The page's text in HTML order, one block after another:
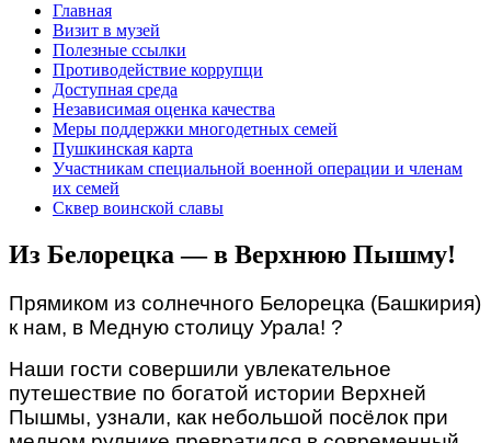
Главная
Визит в музей
Полезные ссылки
Противодействие коррупци
Доступная среда
Независимая оценка качества
Меры поддержки многодетных семей
Пушкинская карта
Участникам специальной военной операции и членам
их семей
Сквер воинской славы
Из Белорецка — в Верхнюю Пышму!
Прямиком из солнечного Белорецка (Башкирия)
к нам, в Медную столицу Урала! ?
Наши гости совершили увлекательное
путешествие по богатой истории Верхней
Пышмы, узнали, как небольшой посёлок при